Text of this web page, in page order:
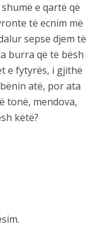
e qartë që
të ecnim më
sepse djem të
burra që të bësh
e fytyrës, i gjithë
atë, por ata
tonë, mendova,
këtë?